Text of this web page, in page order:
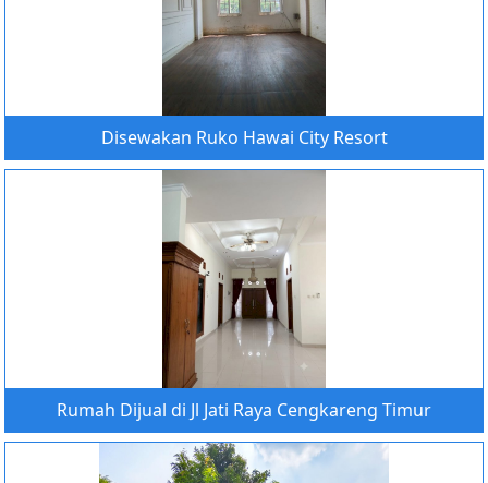
Disewakan Ruko Hawai City Resort
Rumah Dijual di Jl Jati Raya Cengkareng Timur